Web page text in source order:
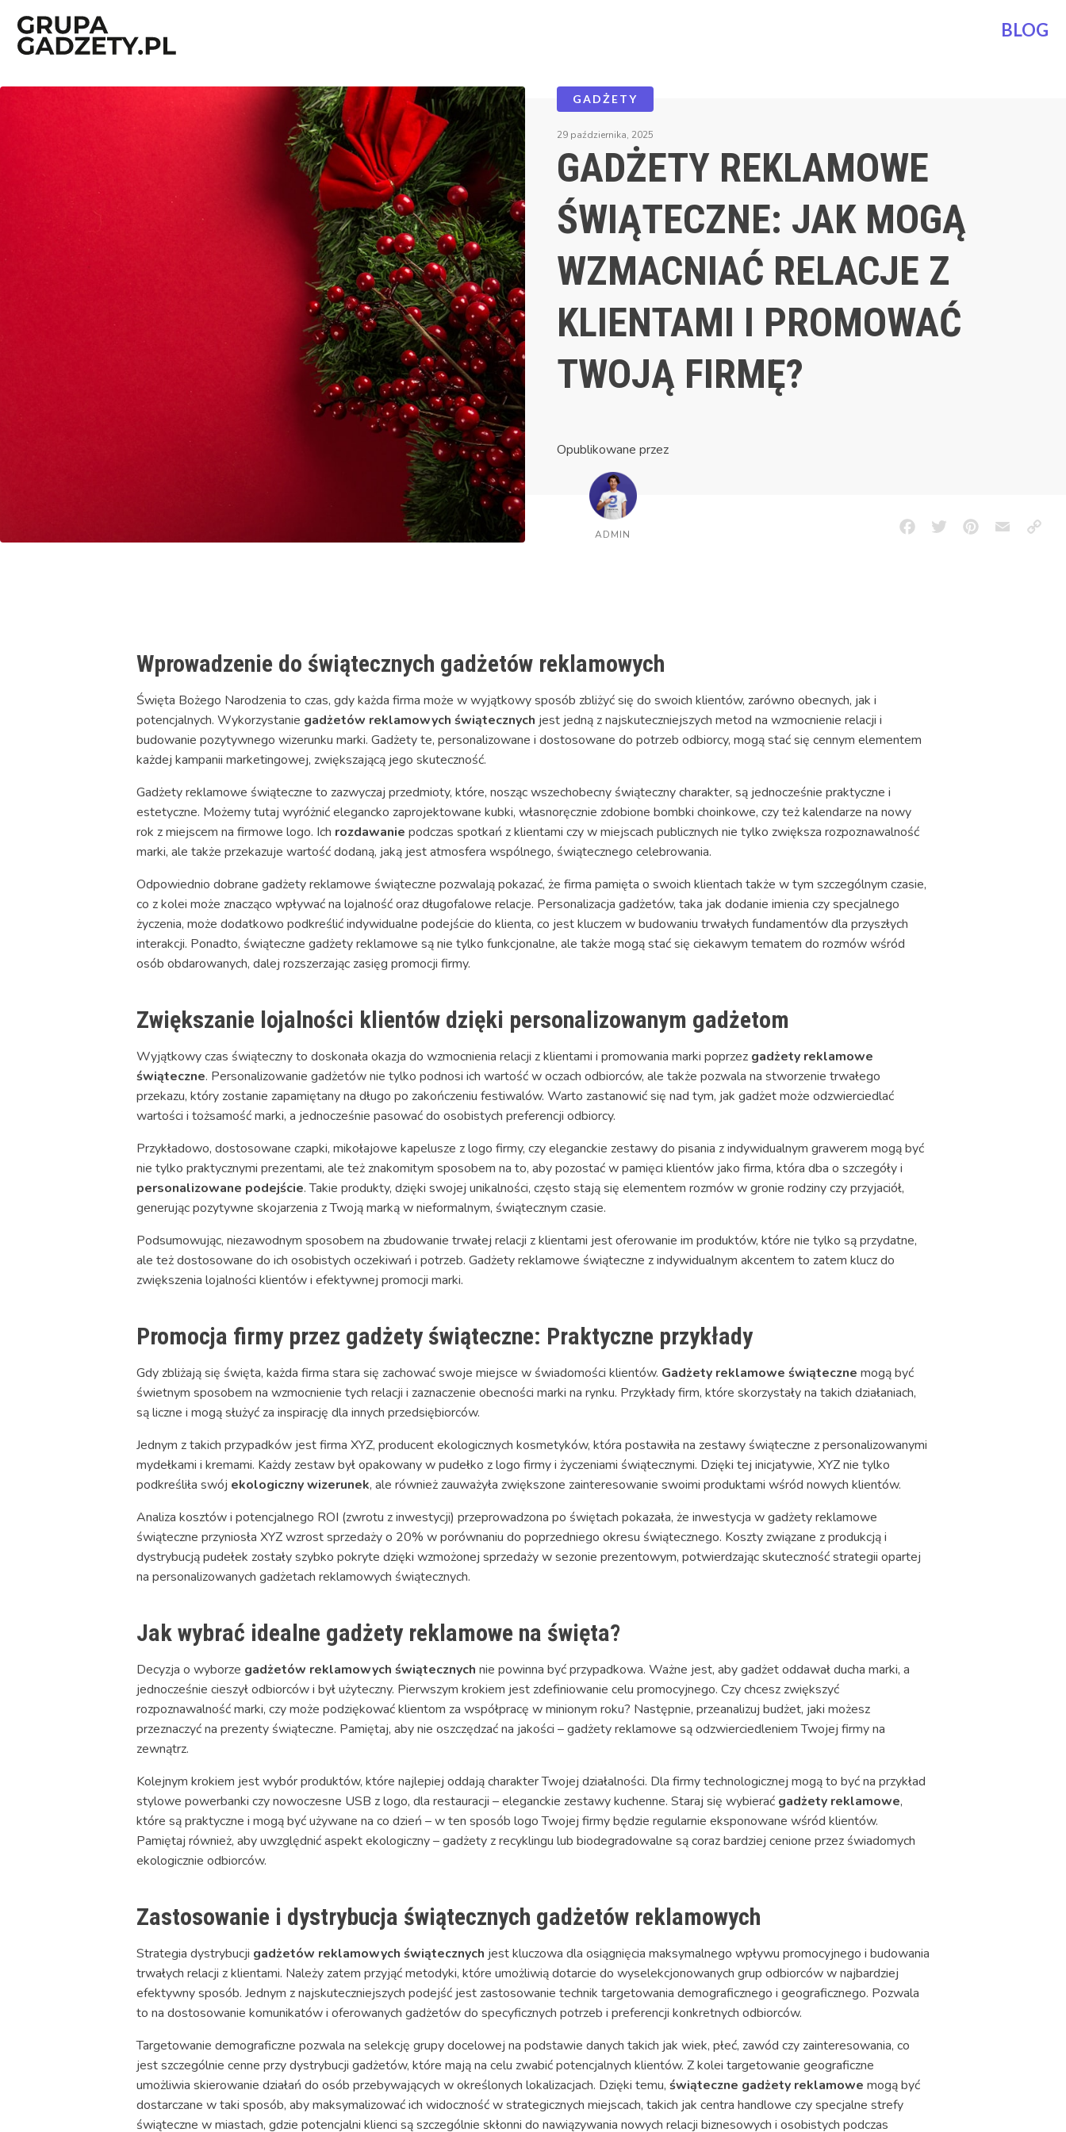
BLOG
GADŻETY
29 października, 2025
GADŻETY REKLAMOWE
ŚWIĄTECZNE: JAK MOGĄ
WZMACNIAĆ RELACJE Z
KLIENTAMI I PROMOWAĆ
TWOJĄ FIRMĘ?
Opublikowane przez
ADMIN FacebookTwitterPinterestEmailCopy
Wprowadzenie do świątecznych gadżetów reklamowych
Święta Bożego Narodzenia to czas, gdy każda firma może w wyjątkowy sposób zbliżyć się do swoich klientów, zarówno obecnych, jak i
potencjalnych. Wykorzystanie gadżetów reklamowych świątecznych jest jedną z najskuteczniejszych metod na wzmocnienie relacji i
budowanie pozytywnego wizerunku marki. Gadżety te, personalizowane i dostosowane do potrzeb odbiorcy, mogą stać się cennym elementem
każdej kampanii marketingowej, zwiększającą jego skuteczność.
Gadżety reklamowe świąteczne to zazwyczaj przedmioty, które, nosząc wszechobecny świąteczny charakter, są jednocześnie praktyczne i
estetyczne. Możemy tutaj wyróżnić elegancko zaprojektowane kubki, własnoręcznie zdobione bombki choinkowe, czy też kalendarze na nowy
rok z miejscem na firmowe logo. Ich rozdawanie podczas spotkań z klientami czy w miejscach publicznych nie tylko zwiększa rozpoznawalność
marki, ale także przekazuje wartość dodaną, jaką jest atmosfera wspólnego, świątecznego celebrowania.
Odpowiednio dobrane gadżety reklamowe świąteczne pozwalają pokazać, że firma pamięta o swoich klientach także w tym szczególnym czasie,
co z kolei może znacząco wpływać na lojalność oraz długofalowe relacje. Personalizacja gadżetów, taka jak dodanie imienia czy specjalnego
życzenia, może dodatkowo podkreślić indywidualne podejście do klienta, co jest kluczem w budowaniu trwałych fundamentów dla przyszłych
interakcji. Ponadto, świąteczne gadżety reklamowe są nie tylko funkcjonalne, ale także mogą stać się ciekawym tematem do rozmów wśród
osób obdarowanych, dalej rozszerzając zasięg promocji firmy.
Zwiększanie lojalności klientów dzięki personalizowanym gadżetom
Wyjątkowy czas świąteczny to doskonała okazja do wzmocnienia relacji z klientami i promowania marki poprzez gadżety reklamowe
świąteczne. Personalizowanie gadżetów nie tylko podnosi ich wartość w oczach odbiorców, ale także pozwala na stworzenie trwałego
przekazu, który zostanie zapamiętany na długo po zakończeniu festiwalów. Warto zastanowić się nad tym, jak gadżet może odzwierciedlać
wartości i tożsamość marki, a jednocześnie pasować do osobistych preferencji odbiorcy.
Przykładowo, dostosowane czapki, mikołajowe kapelusze z logo firmy, czy eleganckie zestawy do pisania z indywidualnym grawerem mogą być
nie tylko praktycznymi prezentami, ale też znakomitym sposobem na to, aby pozostać w pamięci klientów jako firma, która dba o szczegóły i
personalizowane podejście. Takie produkty, dzięki swojej unikalności, często stają się elementem rozmów w gronie rodziny czy przyjaciół,
generując pozytywne skojarzenia z Twoją marką w nieformalnym, świątecznym czasie.
Podsumowując, niezawodnym sposobem na zbudowanie trwałej relacji z klientami jest oferowanie im produktów, które nie tylko są przydatne,
ale też dostosowane do ich osobistych oczekiwań i potrzeb. Gadżety reklamowe świąteczne z indywidualnym akcentem to zatem klucz do
zwiększenia lojalności klientów i efektywnej promocji marki.
Promocja firmy przez gadżety świąteczne: Praktyczne przykłady
Gdy zbliżają się święta, każda firma stara się zachować swoje miejsce w świadomości klientów. Gadżety reklamowe świąteczne mogą być
świetnym sposobem na wzmocnienie tych relacji i zaznaczenie obecności marki na rynku. Przykłady firm, które skorzystały na takich działaniach,
są liczne i mogą służyć za inspirację dla innych przedsiębiorców.
Jednym z takich przypadków jest firma XYZ, producent ekologicznych kosmetyków, która postawiła na zestawy świąteczne z personalizowanymi
mydełkami i kremami. Każdy zestaw był opakowany w pudełko z logo firmy i życzeniami świątecznymi. Dzięki tej inicjatywie, XYZ nie tylko
podkreśliła swój ekologiczny wizerunek, ale również zauważyła zwiększone zainteresowanie swoimi produktami wśród nowych klientów.
Analiza kosztów i potencjalnego ROI (zwrotu z inwestycji) przeprowadzona po świętach pokazała, że inwestycja w gadżety reklamowe
świąteczne przyniosła XYZ wzrost sprzedaży o 20% w porównaniu do poprzedniego okresu świątecznego. Koszty związane z produkcją i
dystrybucją pudełek zostały szybko pokryte dzięki wzmożonej sprzedaży w sezonie prezentowym, potwierdzając skuteczność strategii opartej
na personalizowanych gadżetach reklamowych świątecznych.
Jak wybrać idealne gadżety reklamowe na święta?
Decyzja o wyborze gadżetów reklamowych świątecznych nie powinna być przypadkowa. Ważne jest, aby gadżet oddawał ducha marki, a
jednocześnie cieszył odbiorców i był użyteczny. Pierwszym krokiem jest zdefiniowanie celu promocyjnego. Czy chcesz zwiększyć
rozpoznawalność marki, czy może podziękować klientom za współpracę w minionym roku? Następnie, przeanalizuj budżet, jaki możesz
przeznaczyć na prezenty świąteczne. Pamiętaj, aby nie oszczędzać na jakości – gadżety reklamowe są odzwierciedleniem Twojej firmy na
zewnątrz.
Kolejnym krokiem jest wybór produktów, które najlepiej oddają charakter Twojej działalności. Dla firmy technologicznej mogą to być na przykład
stylowe powerbanki czy nowoczesne USB z logo, dla restauracji – eleganckie zestawy kuchenne. Staraj się wybierać gadżety reklamowe,
które są praktyczne i mogą być używane na co dzień – w ten sposób logo Twojej firmy będzie regularnie eksponowane wśród klientów.
Pamiętaj również, aby uwzględnić aspekt ekologiczny – gadżety z recyklingu lub biodegradowalne są coraz bardziej cenione przez świadomych
ekologicznie odbiorców.
Zastosowanie i dystrybucja świątecznych gadżetów reklamowych
Strategia dystrybucji gadżetów reklamowych świątecznych jest kluczowa dla osiągnięcia maksymalnego wpływu promocyjnego i budowania
trwałych relacji z klientami. Należy zatem przyjąć metodyki, które umożliwią dotarcie do wyselekcjonowanych grup odbiorców w najbardziej
efektywny sposób. Jednym z najskuteczniejszych podejść jest zastosowanie technik targetowania demograficznego i geograficznego. Pozwala
to na dostosowanie komunikatów i oferowanych gadżetów do specyficznych potrzeb i preferencji konkretnych odbiorców.
Targetowanie demograficzne pozwala na selekcję grupy docelowej na podstawie danych takich jak wiek, płeć, zawód czy zainteresowania, co
jest szczególnie cenne przy dystrybucji gadżetów, które mają na celu zwabić potencjalnych klientów. Z kolei targetowanie geograficzne
umożliwia skierowanie działań do osób przebywających w określonych lokalizacjach. Dzięki temu, świąteczne gadżety reklamowe mogą być
dostarczane w taki sposób, aby maksymalizować ich widoczność w strategicznych miejscach, takich jak centra handlowe czy specjalne strefy
świąteczne w miastach, gdzie potencjalni klienci są szczególnie skłonni do nawiązywania nowych relacji biznesowych i osobistych podczas